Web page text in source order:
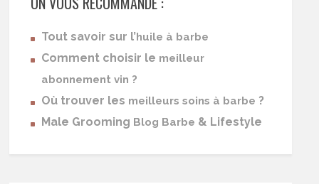
Tout savoir sur l’huile à barbe
Comment choisir le meilleur
abonnement vin ?
Où trouver les meilleurs soins à barbe ?
Male Grooming Blog Barbe & Lifestyle